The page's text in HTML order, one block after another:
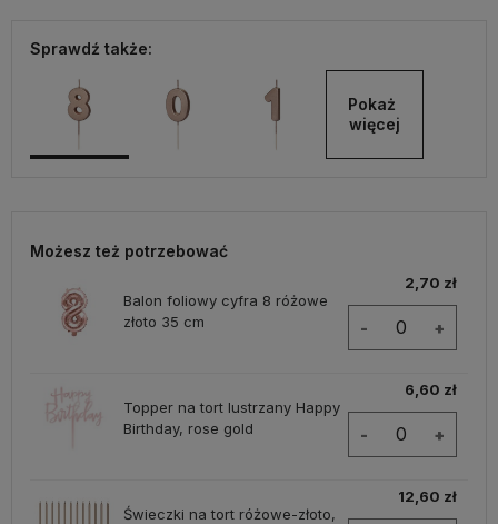
Sprawdź także:
Pokaż
więcej
Możesz też potrzebować
Balon foliowy cyfra 8 różowe
złoto 35 cm
2,70 zł
- +
Topper na tort lustrzany Happy
Birthday, rose gold
6,60 zł
- +
Świeczki na tort różowe-złoto,
12,60 zł